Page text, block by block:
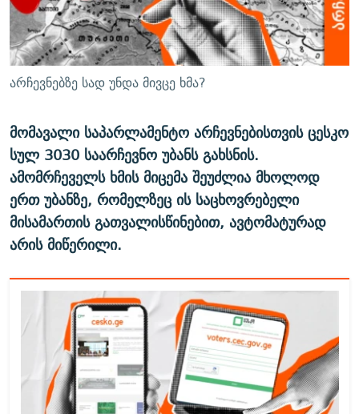
ᲛᲝᲚᲐᲞᲐᲠᲐᲙᲔ ᲢᲔᲥᲡᲢᲔᲑᲘ
ᲨᲘᲜ - ᲣᲪᲮᲝᲔᲗᲨᲘ
ᲚᲘᲢᲔᲠᲐᲢᲣᲠᲣᲚᲘ ᲬᲐᲮᲜᲐᲒᲔᲑᲘ
ᲘᲛᲞᲔᲠᲘᲐ ᲓᲐ ᲠᲐᲓᲘᲝ
ᲩᲔᲛᲘ ᲡᲘᲙᲕᲓᲘᲚᲘᲡ ᲛᲘᲖᲔᲖᲘᲐ COVID-19
11 ᲬᲔᲚᲘ - 11 ᲐᲛᲑᲐᲕᲘ
ᲡᲐᲞᲐᲠᲚᲐᲛᲔᲜᲢᲝ ᲐᲠᲩᲔᲕᲜᲔᲑᲘᲡ ᲘᲡᲢᲝᲠᲘᲐ
5 ᲐᲛᲑᲐᲕᲘ - 20 ᲘᲕᲜᲘᲡᲡ ᲓᲐᲨᲐᲕᲔᲑᲣᲚᲔᲑᲘ
ᲐᲒᲕᲘᲡᲢᲝᲡ ᲝᲛᲘ
ПРИВЕТ ᲙᲣᲚᲢᲣᲠᲐ
ᲒᲐᲛᲝᲘᲬᲔᲠᲔ
რთე/რთ-ის ყველა საიტი
არჩევნებზე სად უნდა მივცე ხმა?
მომავალი საპარლამენტო არჩევნებისთვის ცესკო
სულ 3030 საარჩევნო უბანს გახსნის.
ამომრჩეველს ხმის მიცემა შეუძლია მხოლოდ
ერთ უბანზე, რომელზეც ის საცხოვრებელი
მისამართის გათვალისწინებით, ავტომატურად
არის მიწერილი.